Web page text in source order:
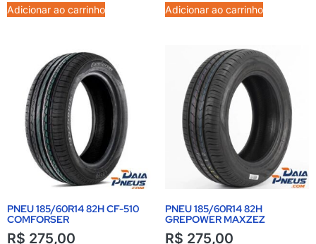
Adicionar ao carrinho Adicionar ao carrinho
PNEU 185/60R14 82H CF-510
COMFORSER
R$ 275,00
PNEU 185/60R14 82H
GREPOWER MAXZEZ
R$ 275,00